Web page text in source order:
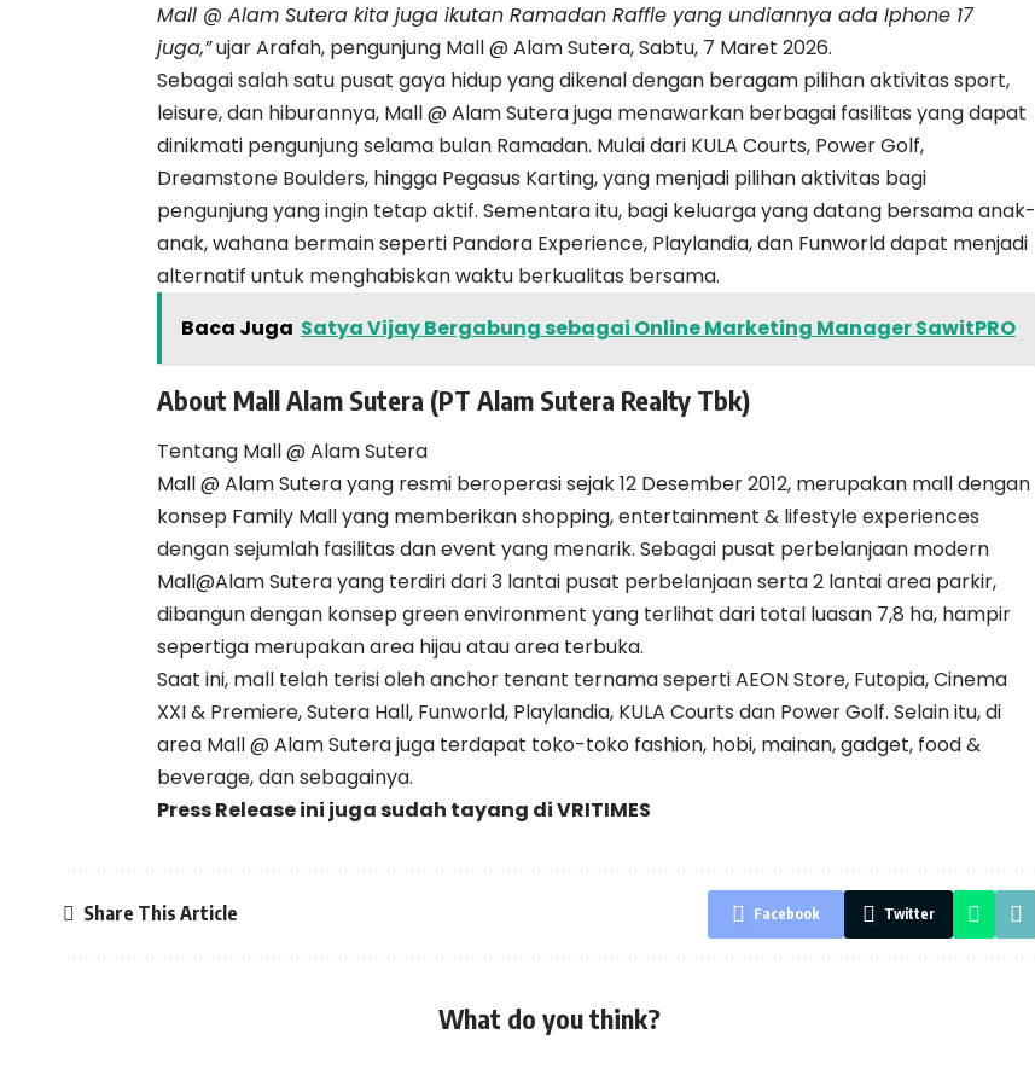
Mall @ Alam Sutera kita juga ikutan Ramadan Raffle yang undiannya ada Iphone 17
juga,”ujar Arafah, pengunjung Mall @ Alam Sutera, Sabtu, 7 Maret 2026.
Sebagai salah satu pusat gaya hidup yang dikenal dengan beragam pilihan aktivitas sport,
leisure, dan hiburannya, Mall @ Alam Sutera juga menawarkan berbagai fasilitas yang dapat
dinikmati pengunjung selama bulan Ramadan. Mulai dari KULA Courts, Power Golf,
Dreamstone Boulders, hingga Pegasus Karting, yang menjadi pilihan aktivitas bagi
pengunjung yang ingin tetap aktif. Sementara itu, bagi keluarga yang datang bersama anak-
anak, wahana bermain seperti Pandora Experience, Playlandia, dan Funworld dapat menjadi
alternatif untuk menghabiskan waktu berkualitas bersama.
Baca Juga Satya Vijay Bergabung sebagai Online Marketing Manager SawitPRO
About Mall Alam Sutera (PT Alam Sutera Realty Tbk)
Tentang Mall @ Alam Sutera
Mall @ Alam Sutera yang resmi beroperasi sejak 12 Desember 2012, merupakan mall dengan
konsep Family Mall yang memberikan shopping, entertainment & lifestyle experiences
dengan sejumlah fasilitas dan event yang menarik. Sebagai pusat perbelanjaan modern
Mall@Alam Sutera yang terdiri dari 3 lantai pusat perbelanjaan serta 2 lantai area parkir,
dibangun dengan konsep green environment yang terlihat dari total luasan 7,8 ha, hampir
sepertiga merupakan area hijau atau area terbuka.
Saat ini, mall telah terisi oleh anchor tenant ternama seperti AEON Store, Futopia, Cinema
XXI & Premiere, Sutera Hall, Funworld, Playlandia, KULA Courts dan Power Golf. Selain itu, di
area Mall @ Alam Sutera juga terdapat toko-toko fashion, hobi, mainan, gadget, food &
beverage, dan sebagainya.
Press Release ini juga sudah tayang diVRITIMES
Share This Article Facebook Twitter
What do you think?